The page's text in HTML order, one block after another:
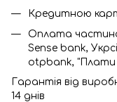
Кредитною
Оплата
Sense bank,
otpbank, "Плати
Гарантія від
14 днів